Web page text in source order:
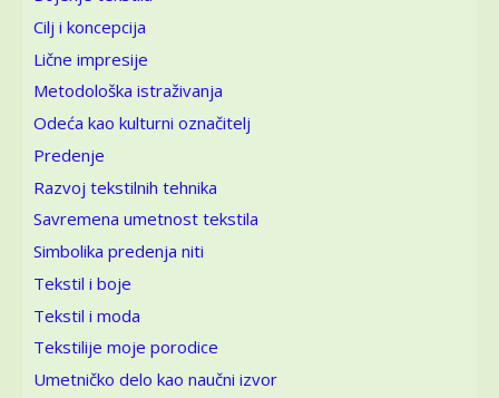
Cilj i koncepcija
Lične impresije
Metodološka istraživanja
Odeća kao kulturni označitelj
Predenje
Razvoj tekstilnih tehnika
Savremena umetnost tekstila
Simbolika predenja niti
Tekstil i boje
Tekstil i moda
Tekstilije moje porodice
Umetničko delo kao naučni izvor